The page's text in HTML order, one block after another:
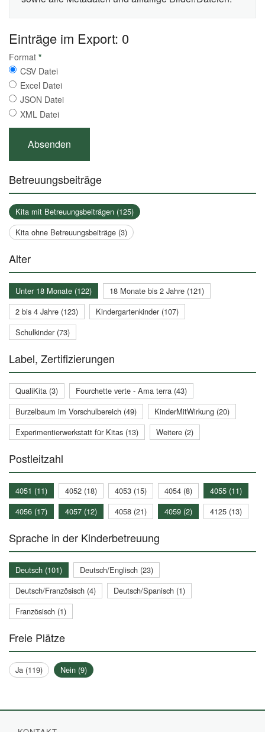
Einträge im Export: 0
Format *
CSV Datei
Excel Datei
JSON Datei
XML Datei
Betreuungsbeiträge
Kita mit Betreuungsbeiträgen (125)
Kita ohne Betreuungsbeiträge (3)
Alter
Unter 18 Monate (122)
18 Monate bis 2 Jahre (121)
2 bis 4 Jahre (123)
Kindergartenkinder (107)
Schulkinder (73)
Label, Zertifizierungen
QualiKita (3)
Fourchette verte - Ama terra (43)
Burzelbaum im Vorschulbereich (49)
KinderMitWirkung (20)
Experimentierwerkstatt für Kitas (13)
Weitere (2)
Postleitzahl
4051 (11) 4052 (18) 4053 (15) 4054 (8)
4055 (11)
4056 (17)
4057 (12) 4058 (21) 4059 (2) 4125 (13)
Sprache in der Kinderbetreuung
Deutsch (101)
Deutsch/Englisch (23)
Deutsch/Französisch (4)
Deutsch/Spanisch (1)
Französisch (1)
Freie Plätze
Ja (119) Nein (9)